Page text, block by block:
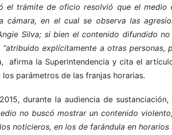
el trámite de oficio resolvió que el
cámara, en el cual se observa las
Silva; si bien el contenido difundido
explícitamente a otras personas,
afirma la Superintendencia y cita el
parámetros de las franjas horarias.
durante la audiencia de
no buscó mostrar un contenido
noticieros, en los de farándula en horarios